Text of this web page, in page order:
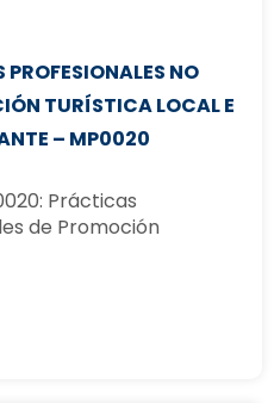
NO
TURÍSTICA LOCAL E
– MP0020
Prácticas
de Promoción